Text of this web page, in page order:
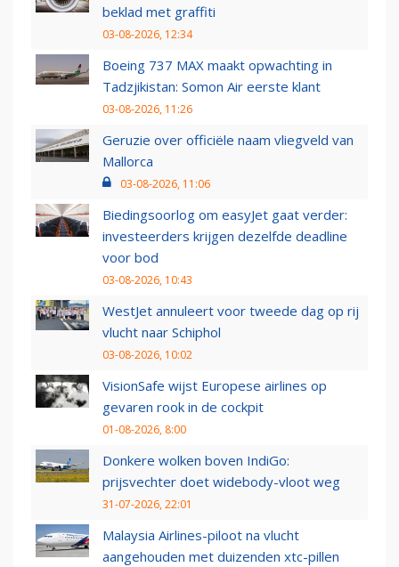
beklad met graffiti
03-08-2026, 12:34
Boeing 737 MAX maakt opwachting in
Tadzjikistan: Somon Air eerste klant
03-08-2026, 11:26
Geruzie over officiële naam vliegveld van
Mallorca
03-08-2026, 11:06
Biedingsoorlog om easyJet gaat verder:
investeerders krijgen dezelfde deadline
voor bod
03-08-2026, 10:43
WestJet annuleert voor tweede dag op rij
vlucht naar Schiphol
03-08-2026, 10:02
VisionSafe wijst Europese airlines op
gevaren rook in de cockpit
01-08-2026, 8:00
Donkere wolken boven IndiGo:
prijsvechter doet widebody-vloot weg
31-07-2026, 22:01
Malaysia Airlines-piloot na vlucht
aangehouden met duizenden xtc-pillen